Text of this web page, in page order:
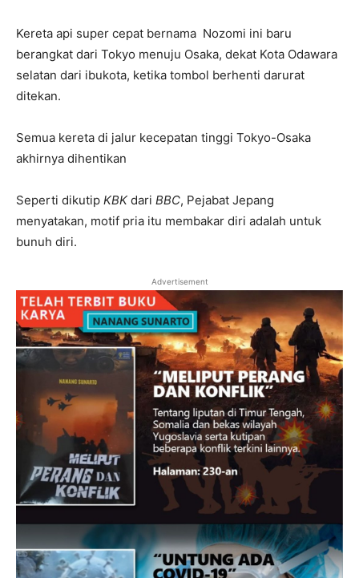
Kereta api super cepat bernama Nozomi ini baru
berangkat dari Tokyo menuju Osaka, dekat Kota Odawara
selatan dari ibukota, ketika tombol berhenti darurat
ditekan.
Semua kereta di jalur kecepatan tinggi Tokyo-Osaka
akhirnya dihentikan
Seperti dikutip KBKdari BBC, Pejabat Jepang
menyatakan, motif pria itu membakar diri adalah untuk
bunuh diri.
Advertisement